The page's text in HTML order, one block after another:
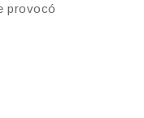
provocó